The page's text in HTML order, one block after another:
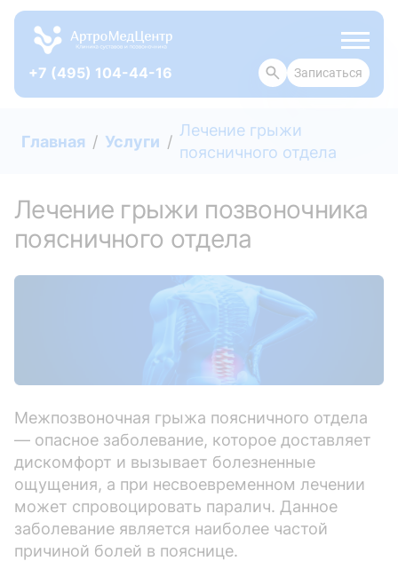
+7 (495) 104-44-16 Записаться
Главная
Услуги
Лечение грыжи
поясничного отдела
Лечение грыжи позвоночника
поясничного отдела
Межпозвоночная грыжа поясничного отдела
— опасное заболевание, которое доставляет
дискомфорт и вызывает болезненные
ощущения, а при несвоевременном лечении
может спровоцировать паралич. Данное
заболевание является наиболее частой
причиной болей в пояснице.